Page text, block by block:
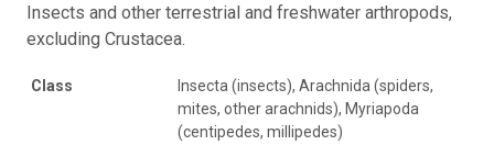
Insects and other terrestrial and freshwater arthropods,
excluding Crustacea.
Class
Insecta (insects), Arachnida (spiders,
mites, other arachnids), Myriapoda
(centipedes, millipedes)